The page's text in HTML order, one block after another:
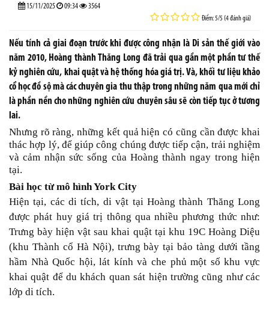
15/11/2025 09:34 3564
Điểm: 5/5 (4 đánh giá)
Nếu tính cả giai đoạn trước khi được công nhận là Di sản thế giới vào
năm 2010, Hoàng thành Thăng Long đã trải qua gần một phần tư thế
kỷ nghiên cứu, khai quật và hệ thống hóa giá trị. Và, khối tư liệu khảo
cổ học đồ sộ mà các chuyên gia thu thập trong những năm qua mới chỉ
là phần nền cho những nghiên cứu chuyên sâu sẽ còn tiếp tục ở tương
lai.
Nhưng rõ ràng, những kết quả hiện có cũng cần được khai
thác hợp lý, để giúp công chúng được tiếp cận, trải nghiệm
và cảm nhận sức sống của Hoàng thành ngay trong hiện
tại.
Bài học từ mô hình York City
Hiện tại, các di tích, di vật tại Hoàng thành Thăng Long
được phát huy giá trị thông qua nhiều phương thức như:
Trưng bày hiện vật sau khai quật tại khu 19C Hoàng Diệu
(khu Thành cổ Hà Nội), trưng bày tại bảo tàng dưới tầng
hầm Nhà Quốc hội, lát kính và che phủ một số khu vực
khai quật để du khách quan sát hiện trường cũng như các
lớp di tích.